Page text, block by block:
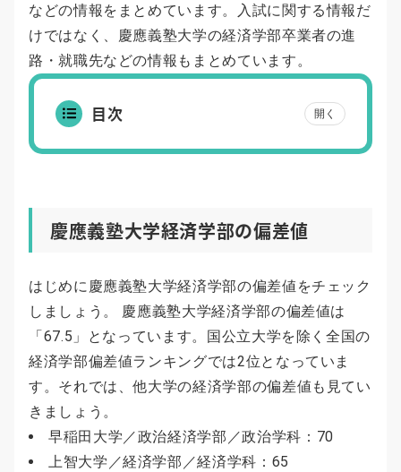
などの情報をまとめています。入試に関する情報だ
けではなく、慶應義塾大学の経済学部卒業者の進
路・就職先などの情報もまとめています。
目次 開く
慶應義塾大学経済学部の偏差値
はじめに慶應義塾大学経済学部の偏差値をチェック
しましょう。 慶應義塾大学経済学部の偏差値は
「67.5」となっています。国公立大学を除く全国の
経済学部偏差値ランキングでは2位となっていま
す。それでは、他大学の経済学部の偏差値も見てい
きましょう。
早稲田大学／政治経済学部／政治学科：70
上智大学／経済学部／経済学科：65